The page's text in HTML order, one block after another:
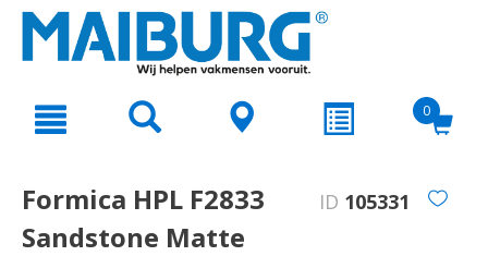
text.skipToNavigation
0
Formica HPL F2833
Sandstone Matte
ID 105331